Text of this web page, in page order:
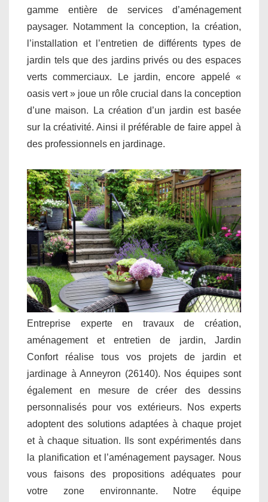
gamme entière de services d’aménagement
paysager. Notamment la conception, la création,
l’installation et l’entretien de différents types de
jardin tels que des jardins privés ou des espaces
verts commerciaux. Le jardin, encore appelé «
oasis vert » joue un rôle crucial dans la conception
d’une maison. La création d’un jardin est basée
sur la créativité. Ainsi il préférable de faire appel à
des professionnels en jardinage.
Entreprise experte en travaux de création,
aménagement et entretien de jardin, Jardin
Confort réalise tous vos projets de jardin et
jardinage à Anneyron (26140). Nos équipes sont
également en mesure de créer des dessins
personnalisés pour vos extérieurs. Nos experts
adoptent des solutions adaptées à chaque projet
et à chaque situation. Ils sont expérimentés dans
la planification et l’aménagement paysager. Nous
vous faisons des propositions adéquates pour
votre zone environnante. Notre équipe